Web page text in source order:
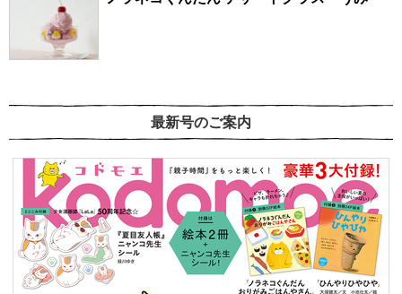
最新号のご案内